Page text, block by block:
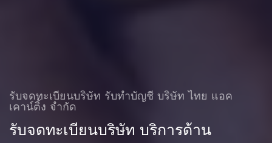
รับจดทะเบียนบริษัท รับทําบัญชี บริษัท ไทย แอค
เคาน์ติ้ง จำกัด
รับจดทะเบียนบริษัท บริการด้าน